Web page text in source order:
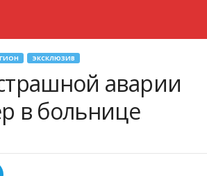
ЭКСКЛЮЗИВ
аварии
в больнице